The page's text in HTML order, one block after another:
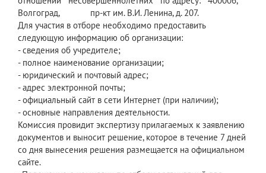
Волгоград, пр-кт им. В.И. Ленина, д. 207.
Для участия в отборе необходимо предоставить
следующую информацию об организации:
- сведения об учредителе;
- полное наименование организации;
- юридический и почтовый адрес;
- адрес электронной почты;
- официальный сайт в сети Интернет (при наличии);
- основные направления деятельности.
Комиссия провидит экспертизу прилагаемых к заявлению
документов и выносит решение, которое в течение 7 дней
со дня вынесения решения размещается на официальном
сайте.